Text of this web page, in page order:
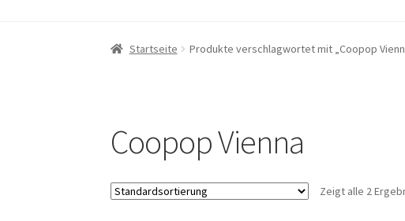
Startseite Produkte verschlagwortet mit „Coopop
Coopop Vienna
Zeigt alle 2